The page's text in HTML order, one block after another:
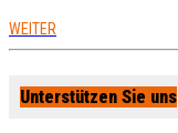
WEITER
Unterstützen Sie uns